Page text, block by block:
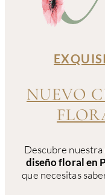
NUEVO
Descubre
diseño floral en
que necesitas